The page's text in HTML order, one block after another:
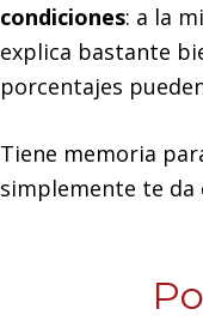
condiciones: a la
explica bastante
porcentajes
Tiene memoria
simplemente te da